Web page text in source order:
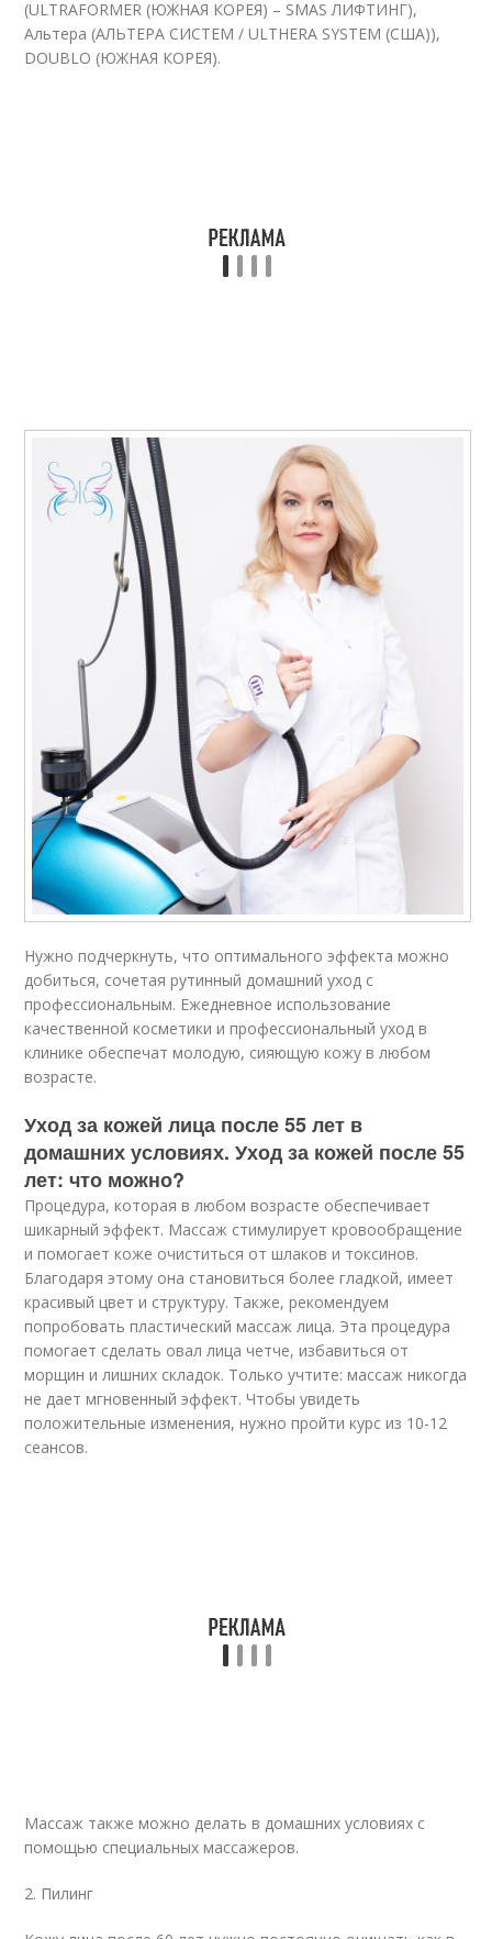
(ULTRAFORMER (ЮЖНАЯ КОРЕЯ) – SMAS ЛИФТИНГ),
Альтера (АЛЬТЕРА СИСТЕМ / ULTHERA SYSTEM (США)),
DOUBLO (ЮЖНАЯ КОРЕЯ).
Нужно подчеркнуть, что оптимального эффекта можно
добиться, сочетая рутинный домашний уход с
профессиональным. Ежедневное использование
качественной косметики и профессиональный уход в
клинике обеспечат молодую, сияющую кожу в любом
возрасте.
Уход за кожей лица после 55 лет в
домашних условиях. Уход за кожей после 55
лет: что можно?
Процедура, которая в любом возрасте обеспечивает
шикарный эффект. Массаж стимулирует кровообращение
и помогает коже очиститься от шлаков и токсинов.
Благодаря этому она становиться более гладкой, имеет
красивый цвет и структуру. Также, рекомендуем
попробовать пластический массаж лица. Эта процедура
помогает сделать овал лица четче, избавиться от
морщин и лишних складок. Только учтите: массаж никогда
не дает мгновенный эффект. Чтобы увидеть
положительные изменения, нужно пройти курс из 10-12
сеансов.
Массаж также можно делать в домашних условиях с
помощью специальных массажеров.
2. Пилинг